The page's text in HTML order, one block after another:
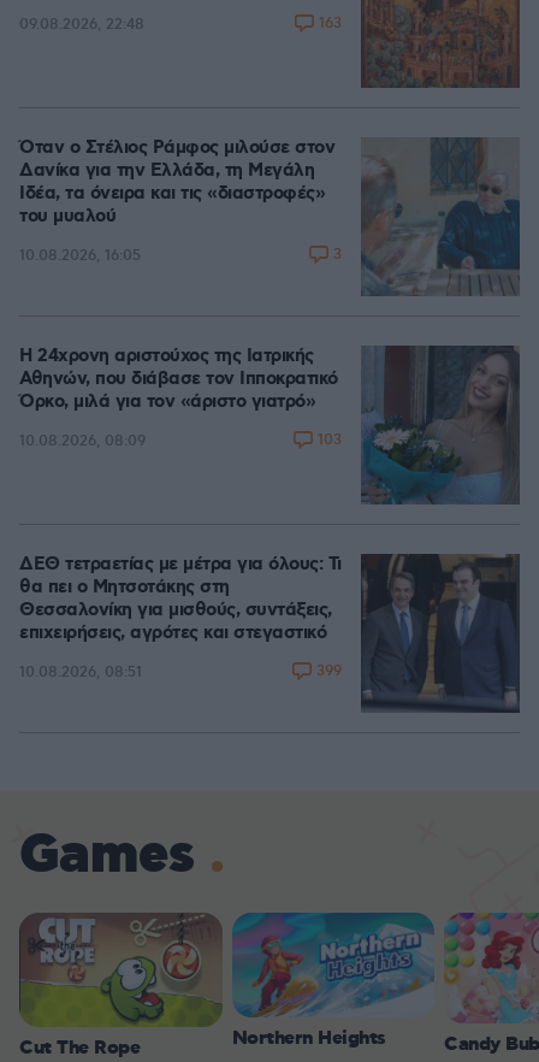
09.08.2026, 22:48 163
Όταν ο Στέλιος Ράμφος μιλούσε στον
Δανίκα για την Ελλάδα, τη Μεγάλη
Ιδέα, τα όνειρα και τις «διαστροφές»
του μυαλού
10.08.2026, 16:05 3
Η 24χρονη αριστούχος της Ιατρικής
Αθηνών, που διάβασε τον Ιπποκρατικό
Όρκο, μιλά για τον «άριστο γιατρό»
10.08.2026, 08:09 103
ΔΕΘ τετραετίας με μέτρα για όλους: Τι
θα πει ο Μητσοτάκης στη
Θεσσαλονίκη για μισθούς, συντάξεις,
επιχειρήσεις, αγρότες και στεγαστικό
10.08.2026, 08:51 399
Games
Cut The Rope Northern Heights Candy